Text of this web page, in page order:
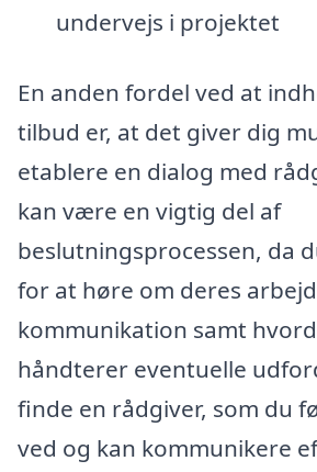
undervejs i projektet
En anden fordel ved at
tilbud er, at det giver dig
etablere en dialog med
kan være en vigtig del af
beslutningsprocessen, da
for at høre om deres
kommunikation samt
håndterer eventuelle
finde en rådgiver, som du
ved og kan kommunikere